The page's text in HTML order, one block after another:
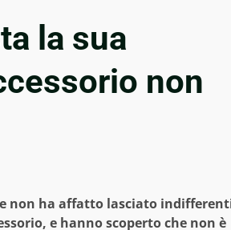
la sua
non
non ha affatto lasciato
e hanno scoperto che non è